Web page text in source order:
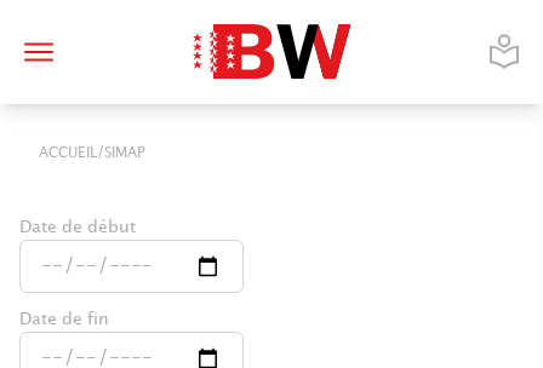
ACCUEIL /SIMAP
Date de début
Date de fin